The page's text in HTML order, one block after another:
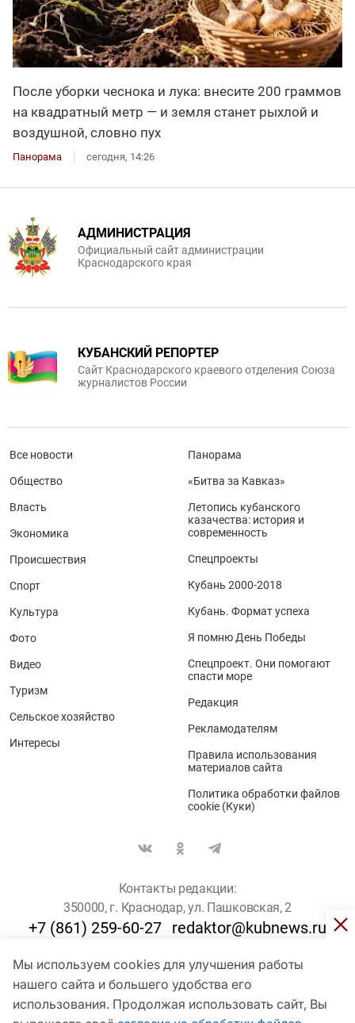
После уборки чеснока и лука: внесите 200 граммов
на квадратный метр — и земля станет рыхлой и
воздушной, словно пух
Панорама сегодня, 14:26
Мы используем cookies для улучшения работы
нашего сайта и большего удобства его
использования. Продолжая использовать сайт, Вы
АДМИНИСТРАЦИЯ
Официальный сайт администрации
Краснодарского края
КУБАНСКИЙ РЕПОРТЕР
Сайт Краснодарского краевого отделения Союза
журналистов России
Все новости
Общество
Власть
Экономика
Происшествия
Спорт
Культура
Фото
Видео
Туризм
Сельское хозяйство
Интересы
Панорама
«Битва за Кавказ»
Летопись кубанского
казачества: история и
современность
Спецпроекты
Кубань 2000-2018
Кубань. Формат успеха
Я помню День Победы
Спецпроект. Они помогают
спасти море
Редакция
Рекламодателям
Правила использования
материалов сайта
Политика обработки файлов
cookie (Куки)
Контакты редакции:
350000, г. Краснодар, ул. Пашковская, 2
+7 (861) 259-60-27 redaktor@kubnews.ru
Для пользователей старше 16 лет
© Кубанские Новости, 2017